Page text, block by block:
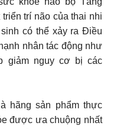
trí não của thai nhi
có thể xảy ra Điều
nhân tác động như
giảm nguy cơ bị các
hãng sản phẩm thực
được ưa chuộng nhất